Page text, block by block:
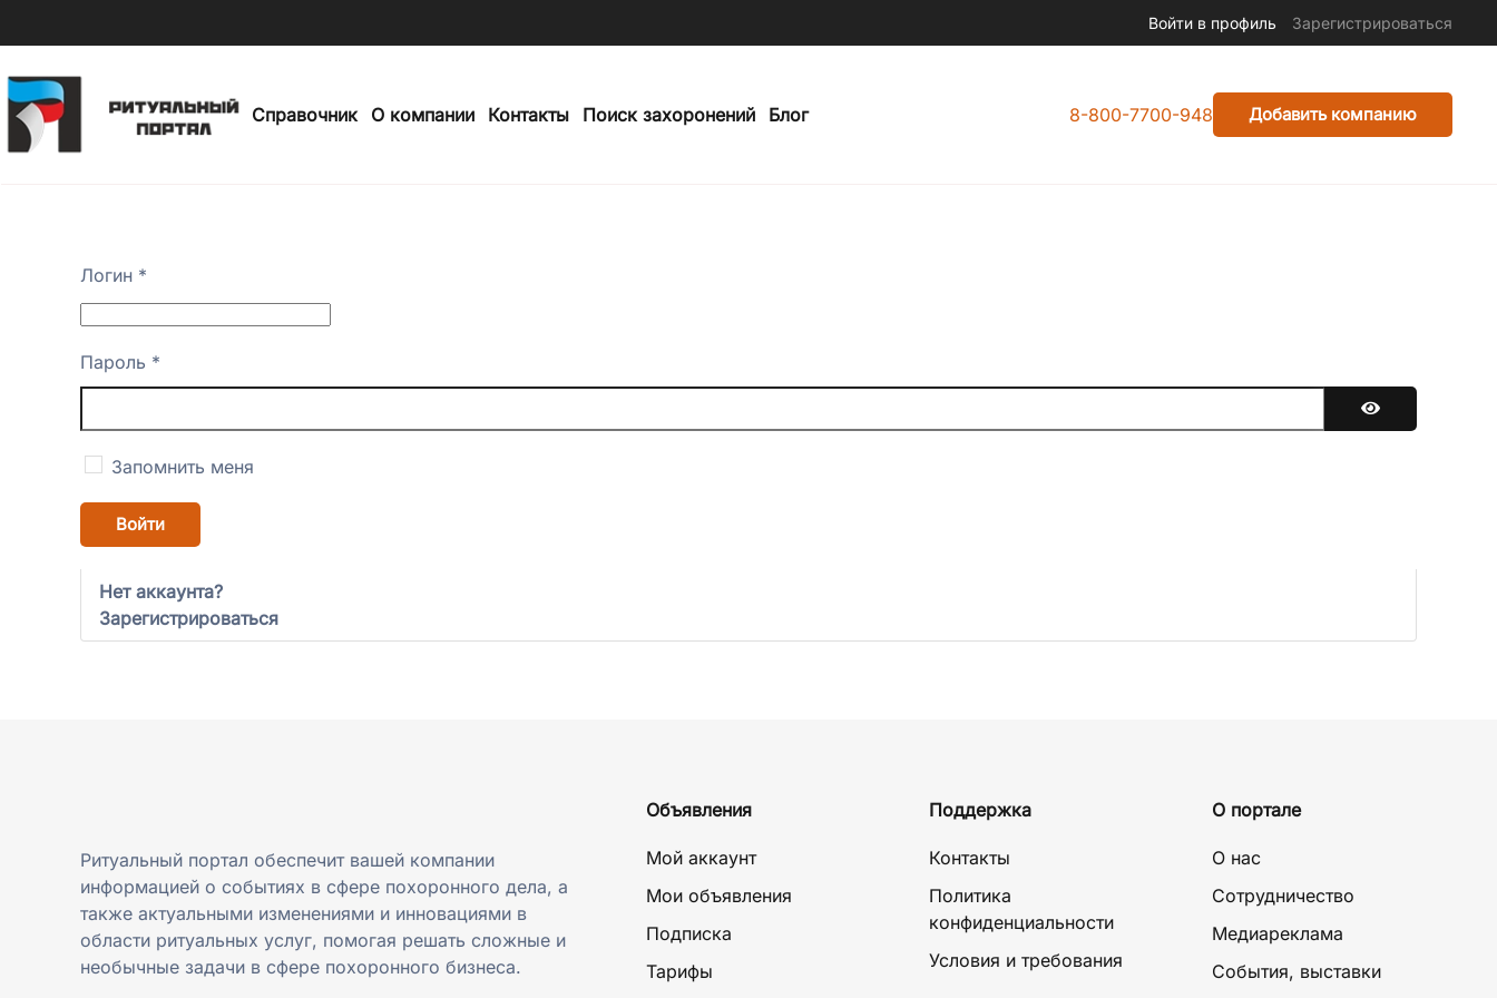
to
main
Войти в профиль Зарегистрироваться
Справочник О компании Контакты Поиск захоронений Блог 8-800-7700-948 Добавить компанию
Логин *
Пароль *
Запомнить меня
Войти
Нет аккаунта?
Зарегистрироваться
Ритуальный портал обеспечит вашей компании
информацией о событиях в сфере похоронного дела, а
также актуальными изменениями и инновациями в
области ритуальных услуг, помогая решать сложные и
необычные задачи в сфере похоронного бизнеса.
Объявления
Мой аккаунт
Мои объявления
Подписка
Тарифы
Поддержка
Контакты
Политика
конфиденциальности
Условия и требования
О портале
О нас
Сотрудничество
Медиареклама
События, выставки